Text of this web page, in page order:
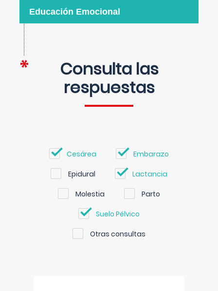
Educación Emocional
Consulta las
respuestas
Cesárea Embarazo
Epidural Lactancia
Molestia Parto
Suelo Pélvico
Otras consultas